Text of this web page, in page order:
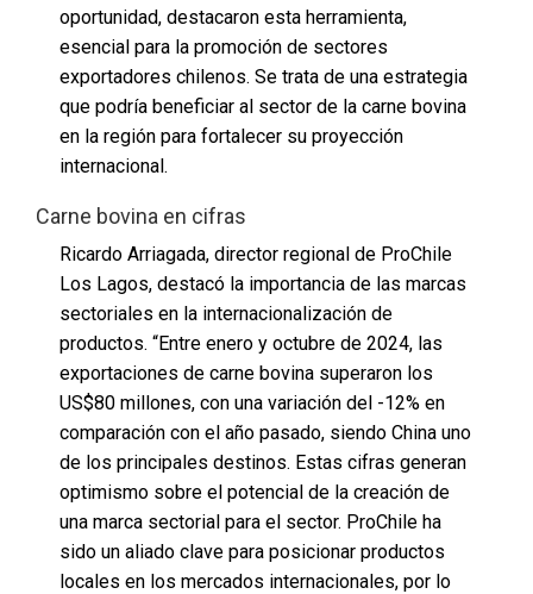
oportunidad, destacaron esta herramienta,
esencial para la promoción de sectores
exportadores chilenos. Se trata de una estrategia
que podría beneficiar al sector de la carne bovina
en la región para fortalecer su proyección
internacional.
Carne bovina en cifras
Ricardo Arriagada, director regional de ProChile
Los Lagos, destacó la importancia de las marcas
sectoriales en la internacionalización de
productos. “Entre enero y octubre de 2024, las
exportaciones de carne bovina superaron los
US$80 millones, con una variación del -12% en
comparación con el año pasado, siendo China uno
de los principales destinos. Estas cifras generan
optimismo sobre el potencial de la creación de
una marca sectorial para el sector. ProChile ha
sido un aliado clave para posicionar productos
locales en los mercados internacionales, por lo